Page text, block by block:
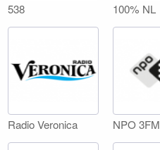
538 100% NL
Radio Veronica NPO 3FM